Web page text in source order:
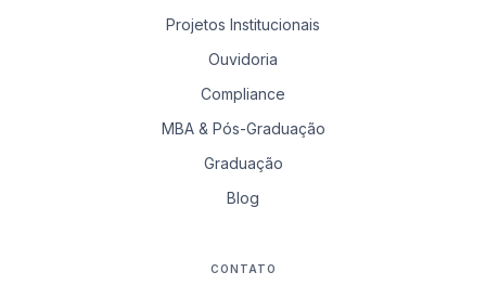
Projetos Institucionais
Ouvidoria
Compliance
MBA & Pós-Graduação
Graduação
Blog
CONTATO